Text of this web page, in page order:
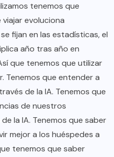
tenemos que
evoluciona
fijan en las estadísticas, el
año tras año en
que tenemos que utilizar
Tenemos que entender a
de la IA. Tenemos que
de nuestros
la IA. Tenemos que saber
mejor a los huéspedes a
tenemos que saber